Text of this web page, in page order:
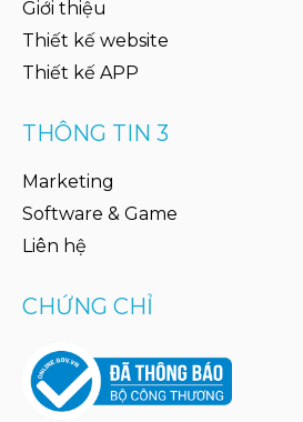
Giới thiệu
Thiết kế website
Thiết kế APP
THÔNG TIN 3
Marketing
Software & Game
Liên hệ
CHỨNG CHỈ